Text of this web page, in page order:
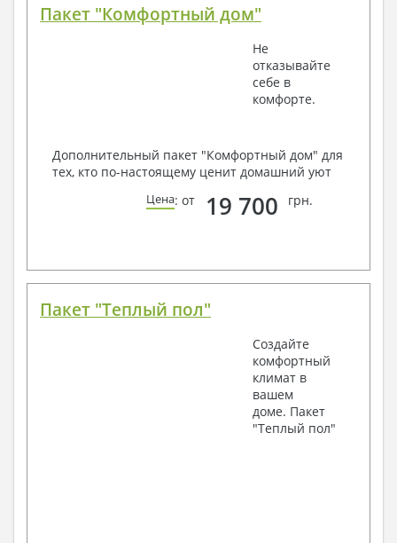
Пакет "Комфортный дом"
Не
отказывайте
себе в
комфорте.
Дополнительный пакет "Комфортный дом" для
тех, кто по-настоящему ценит домашний уют
Цена: от 19 700 грн.
Пакет "Теплый пол"
Создайте
комфортный
климат в
вашем
доме. Пакет
"Теплый пол"